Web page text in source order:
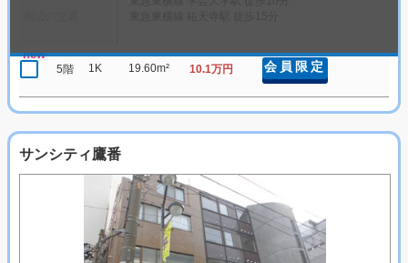
new
5階 1K 19.60m² 10.1万円 会員限定
サンシティ鷹番